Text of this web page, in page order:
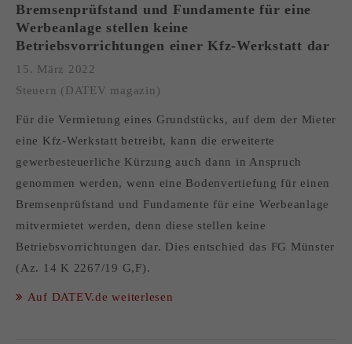
Bremsenprüfstand und Fundamente für eine
Werbeanlage stellen keine
Betriebsvorrichtungen einer Kfz-Werkstatt dar
15. März 2022
Steuern (DATEV magazin)
Für die Vermietung eines Grundstücks, auf dem der Mieter
eine Kfz-Werkstatt betreibt, kann die erweiterte
gewerbesteuerliche Kürzung auch dann in Anspruch
genommen werden, wenn eine Bodenvertiefung für einen
Bremsenprüfstand und Fundamente für eine Werbeanlage
mitvermietet werden, denn diese stellen keine
Betriebsvorrichtungen dar. Dies entschied das FG Münster
(Az. 14 K 2267/19 G,F).
Auf DATEV.de weiterlesen